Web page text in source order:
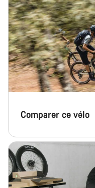
Comparer ce vélo
Besoin d’aide ?
Nos experts du
répondre à vos